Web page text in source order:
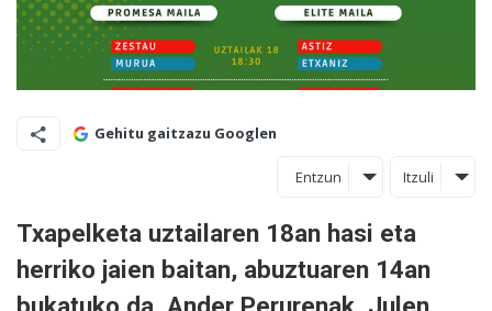
Gehitu gaitzazu Googlen
Entzun Itzuli
Txapelketa uztailaren 18an hasi eta
herriko jaien baitan, abuztuaren 14an